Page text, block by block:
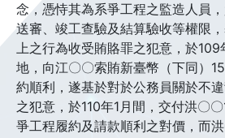
念，憑恃其為系爭工程之監造人員
送審、竣工查驗及結算驗收等權限
上之行為收受賄賂罪之犯意，於109
地，向江〇〇索賄新臺幣（下同）
約順利，遂基於對於公務員關於不
之犯意，於110年1月間，交付洪〇
爭工程履約及請款順利之對價，而